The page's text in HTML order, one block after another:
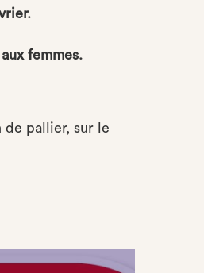
aux femmes.
de pallier, sur le